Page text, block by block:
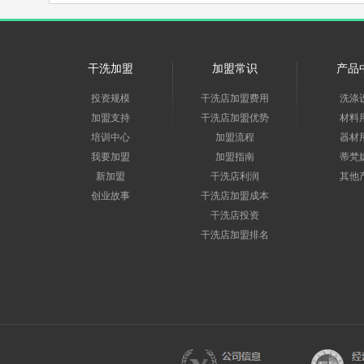
干洗加盟
投资规模
加盟支持
培训中心
我要加盟
新加盟
创业故事
加盟常识
干洗店加盟费用
干洗店加盟优势
加盟流程
加盟指南
干洗店利润
干洗店加盟成本
干洗店投资
干洗店加盟排名
产品
洗涤
材料
器材
蒂梵
其他